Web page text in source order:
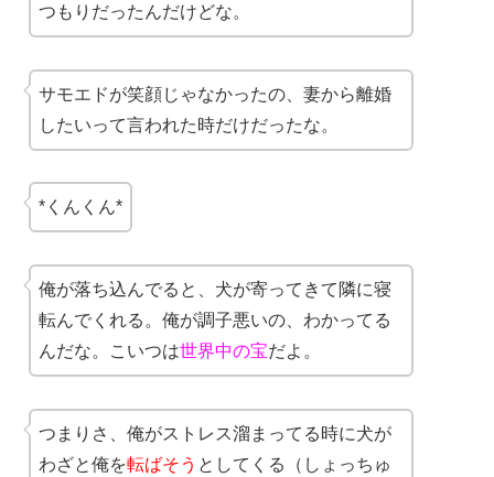
つもりだったんだけどな。
サモエドが笑顔じゃなかったの、妻から離婚
したいって言われた時だけだったな。
*くんくん*
俺が落ち込んでると、犬が寄ってきて隣に寝
転んでくれる。俺が調子悪いの、わかってる
んだな。こいつは世界中の宝だよ。
つまりさ、俺がストレス溜まってる時に犬が
わざと俺を転ばそう としてくる（しょっちゅ